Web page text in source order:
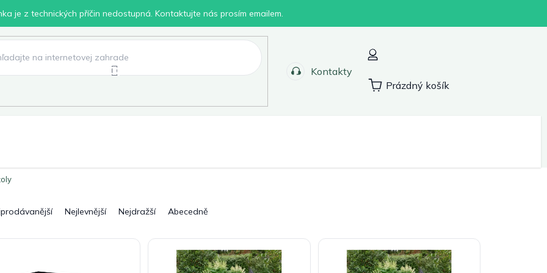
je z technických příčin nedostupná. Kontaktujte nás prosím emailem.
Kontakty
Nákupní
Prázdný košík
Nejlevnější Nejdražší Abecedně